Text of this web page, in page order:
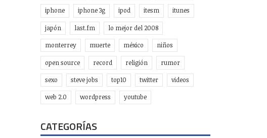
iphone iphone 3g ipod itesm itunes
japón last.fm lo mejor del 2008
monterrey muerte méxico niños
open source record religión rumor
sexo steve jobs top10 twitter videos
web 2.0 wordpress youtube
CATEGORÍAS